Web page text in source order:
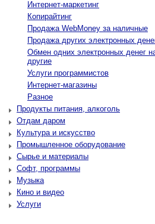
Интернет-маркетинг
Копирайтинг
Продажа WebMoney за наличные
Продажа других электронных
Обмен одних электронных денег
другие
Услуги программистов
Интернет-магазины
Разное
Продукты питания, алкоголь
Отдам даром
Культура и искусство
Промышленное оборудование
Сырье и материалы
Софт, программы
Музыка
Кино и видео
Услуги